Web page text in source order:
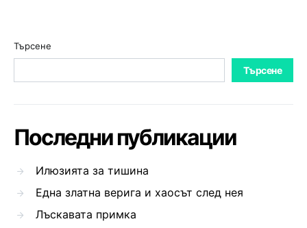
Търсене
Търсене
Последни публикации
Илюзията за тишина
Една златна верига и хаосът след нея
Лъскавата примка